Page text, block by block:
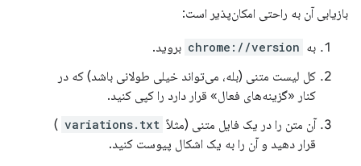
بازیابی آن به راحتی امکان‌پذیر است:
به chrome://version بروید.
کل لیست متنی (بله، می‌تواند خیلی طولانی باشد) که در
کنار «گزینه‌های فعال» قرار دارد را کپی کنید.
آن متن را در یک فایل متنی (مثلاً variations.txt
)
قرار دهید و آن را به یک اشکال پیوست کنید.